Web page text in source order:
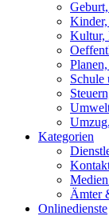
Kinder,
Kultur,
Schule
Kategorien
Ämter
Onlinedienste